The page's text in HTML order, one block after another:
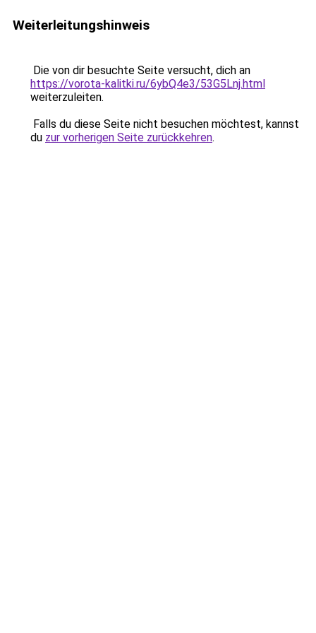
Weiterleitungshinweis
Die von dir besuchte Seite versucht, dich an
https://vorota-kalitki.ru/6ybQ4e3/53G5Lnj.html
weiterzuleiten.
Falls du diese Seite nicht besuchen möchtest, kannst
du zur vorherigen Seite zurückkehren.